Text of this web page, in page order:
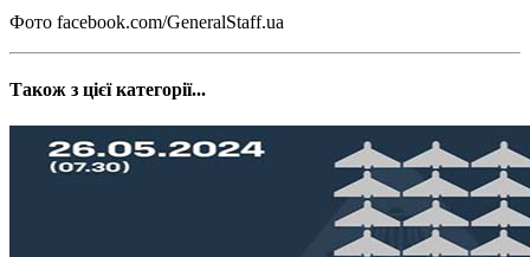
Фото facebook.com/GeneralStaff.ua
Також з цієї категорії...